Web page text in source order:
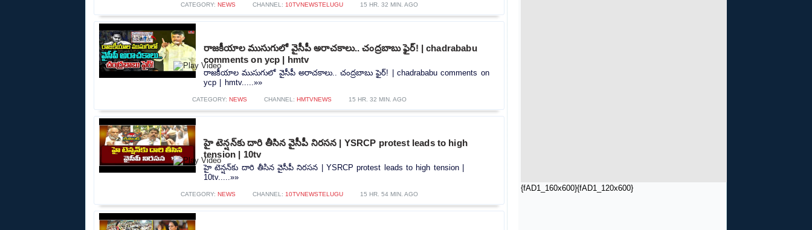
{fAD1_160x600}{fAD1_120x600}
CATEGORY: NEWS CHANNEL: 10TVNEWSTELUGU 15 HR. 32 MIN. AGO
రాజకీయాల ముసుగులో వైసీపీ అరాచకాలు.. చంద్రబాబు ఫైర్! | chadrababu
comments on ycp | hmtv
రాజకీయాల ముసుగులో వైసీపీ అరాచకాలు.. చంద్రబాబు ఫైర్! | chadrababu comments on
ycp | hmtv.....»»
CATEGORY: NEWS CHANNEL: HMTVNEWS 15 HR. 32 MIN. AGO
హై టెన్షన్‌కు దారి తీసిన వైసీపీ నిరసన | YSRCP protest leads to high
tension | 10tv
హై టెన్షన్‌కు దారి తీసిన వైసీపీ నిరసన | YSRCP protest leads to high tension |
10tv.....»»
CATEGORY: NEWS CHANNEL: 10TVNEWSTELUGU 15 HR. 54 MIN. AGO